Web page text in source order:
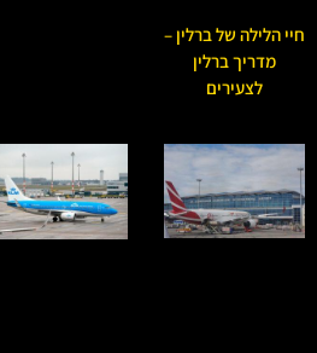
חיי הלילה של ברלין –
מדריך ברלין
לצעירים